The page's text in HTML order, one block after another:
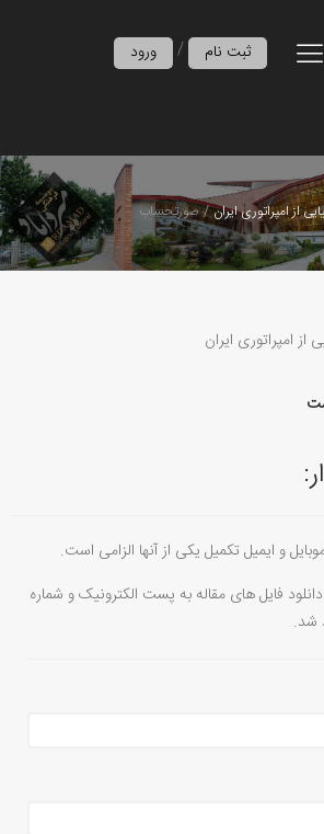
ورود / ثبت نام
از امپراتوری ایران صورتحساب
از امپراتوری ایران
و ایمیل تکمیل یکی از آنها الزامی است.
فایل های مقاله به پست الکترونیک و شماره
شد.